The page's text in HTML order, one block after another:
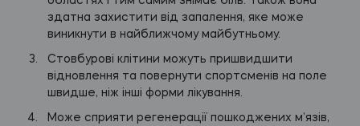
здатна захистити від запалення, яке може
виникнути в найближчому майбутньому.
Стовбурові клітини можуть пришвидшити
відновлення та повернути спортсменів на поле
швидше, ніж інші форми лікування.
Може сприяти регенерації пошкоджених м’язів,